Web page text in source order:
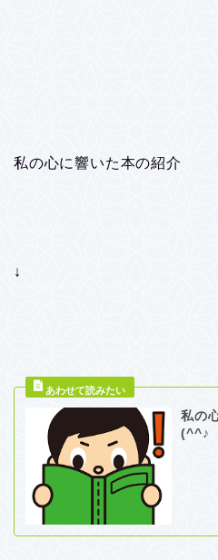
私の心に響いた本の紹介
↓
私の
(^^♪